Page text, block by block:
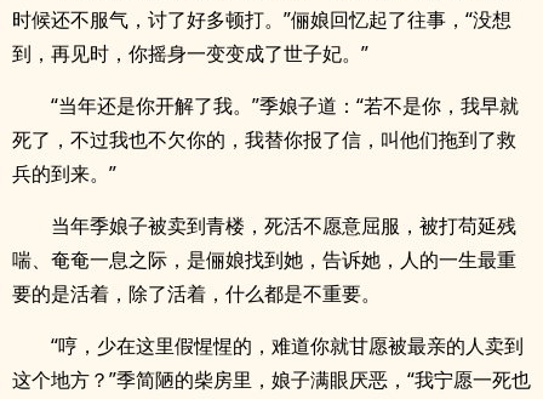
时候还不服气，讨了好多顿打。”俪娘回忆起了往事，“没想
到，再见时，你摇身一变变成了世子妃。”
“当年还是你开解了我。”季娘子道：“若不是你，我早就
死了，不过我也不欠你的，我替你报了信，叫他们拖到了救
兵的到来。”
当年季娘子被卖到青楼，死活不愿意屈服，被打苟延残
喘、奄奄一息之际，是俪娘找到她，告诉她，人的一生最重
要的是活着，除了活着，什么都是不重要。
“哼，少在这里假惺惺的，难道你就甘愿被最亲的人卖到
这个地方？”季简陋的柴房里，娘子满眼厌恶，“我宁愿一死也